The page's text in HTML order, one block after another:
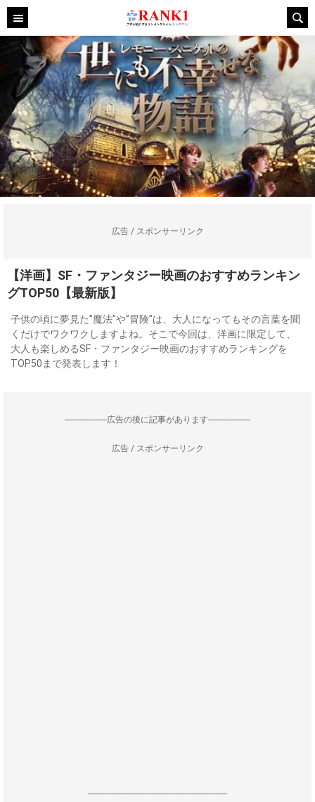
広告 / スポンサーリンク
【洋画】SF・ファンタジー映画のおすすめランキン
グTOP50【最新版】
子供の頃に夢見た”魔法”や”冒険”は、大人になってもその言葉を聞
くだけでワクワクしますよね。そこで今回は、洋画に限定して、
大人も楽しめるSF・ファンタジー映画のおすすめランキングを
TOP50まで発表します！
--------------------広告の後に記事があります--------------------
広告 / スポンサーリンク
------------------------------------------------------------------